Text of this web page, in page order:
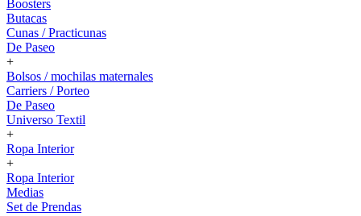
Boosters
Butacas
Cunas / Practicunas
De Paseo
+
Bolsos / mochilas maternales
Carriers / Porteo
De Paseo
Universo Textil
+
Ropa Interior
+
Ropa Interior
Medias
Set de Prendas